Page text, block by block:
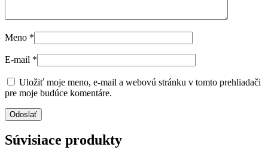
Meno *
E-mail *
Uložiť moje meno, e-mail a webovú stránku v tomto prehliadači
pre moje budúce komentáre.
Súvisiace produkty